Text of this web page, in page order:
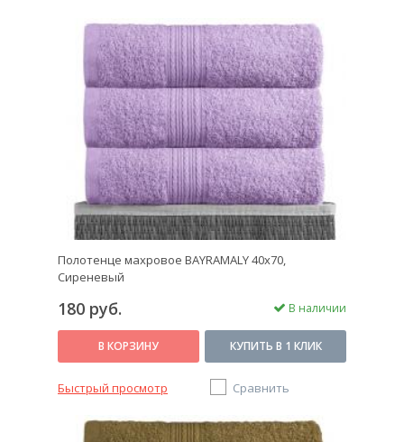
Полотенце махровое BAYRAMALY 40х70,
Сиреневый
180 руб. В наличии
В КОРЗИНУ КУПИТЬ В 1 КЛИК
Быстрый просмотр Сравнить